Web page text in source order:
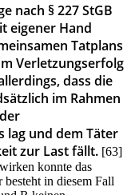
nach § 227 StGB
eigener Hand
Tatplans
Verletzungserfolg
dass die
im Rahmen
lag und dem Täter
zur Last fällt. [63]
konnte das
in diesem Fall